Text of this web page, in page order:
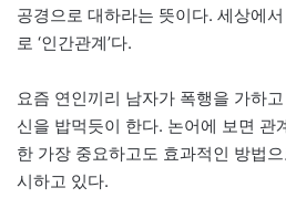
공경으로 대하라는 뜻이다. 세상에
로 ‘인간관계’다.
요즘 연인끼리 남자가 폭행을 가하
신을 밥먹듯이 한다. 논어에 보면 관
한 가장 중요하고도 효과적인 방법으
시하고 있다.